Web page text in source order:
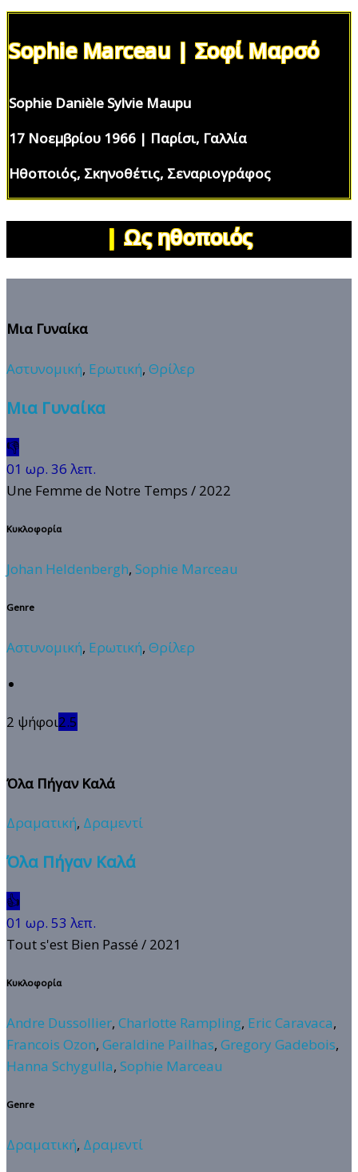
Sophie Marceau | Σοφί Μαρσό
Sophie Danièle Sylvie Maupu
17 Νοεμβρίου 1966 | Παρίσι, Γαλλία
Ηθοποιός, Σκηνοθέτις, Σεναριογράφος
| Ως ηθοποιός
Μια Γυναίκα
Αστυνομική, Ερωτική, Θρίλερ
Μια Γυναίκα
👎
01 ωρ. 36 λεπ.
Une Femme de Notre Temps / 2022
Κυκλοφορία
Johan Heldenbergh, Sophie Marceau
Genre
Αστυνομική, Ερωτική, Θρίλερ
2 ψήφοι2.5
Όλα Πήγαν Καλά
Δραματική, Δραμεντί
Όλα Πήγαν Καλά
👍
01 ωρ. 53 λεπ.
Tout s'est Bien Passé / 2021
Κυκλοφορία
Andre Dussollier, Charlotte Rampling, Eric Caravaca,
Francois Ozon, Geraldine Pailhas, Gregory Gadebois,
Hanna Schygulla, Sophie Marceau
Genre
Δραματική, Δραμεντί